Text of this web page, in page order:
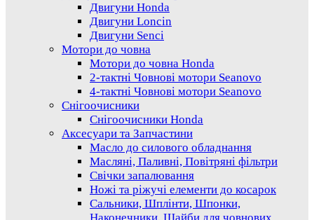
Двигуни Honda
Двигуни Loncin
Двигуни Senci
Мотори до човна
Мотори до човна Honda
2-тактні Човнові мотори Seanovo
4-тактні Човнові мотори Seanovo
Снігоочисники
Снігоочисники Honda
Аксесуари та Запчастини
Масло до силового обладнання
Масляні, Паливні, Повітряні фільтри
Свічки запалювання
Ножі та ріжучі елементи до косарок
Сальники, Шплінти, Шпонки,
Наконечники, Шайби для човнових